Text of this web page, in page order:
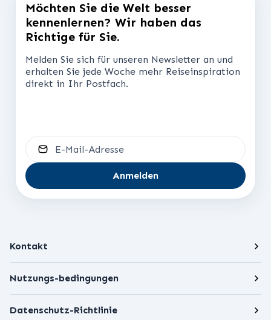
Möchten Sie die Welt besser
kennenlernen? Wir haben das
Richtige für Sie.
Melden Sie sich für unseren Newsletter an und
erhalten Sie jede Woche mehr Reiseinspiration
direkt in Ihr Postfach.
E-Mail-Adresse
Anmelden
Kontakt
Nutzungs-bedingungen
Datenschutz-Richtlinie